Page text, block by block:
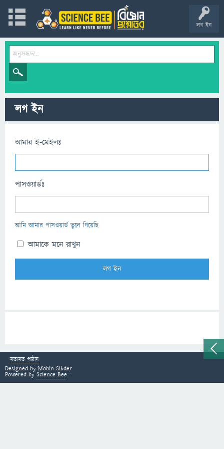
লগ ইন
লগ ইন
আমার ই-মেইলঃ
পাসওয়ার্ডঃ
আমি আমার পাসওয়ার্ড ভুলে গিয়েছি
আমাকে মনে রাখুন
মতামত পাঠান
Designed by Mobin Sikder
Powered by Science Bee